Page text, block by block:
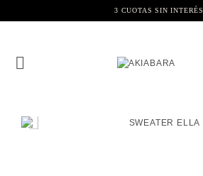
3 CUOTAS SIN INTERÉS